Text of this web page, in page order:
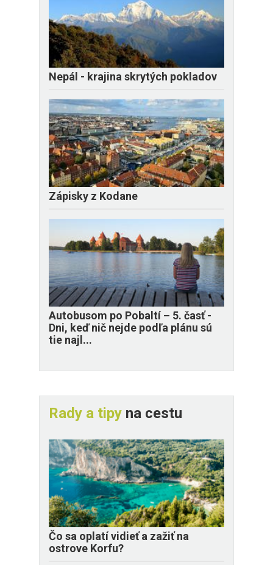
Nepál - krajina skrytých pokladov
Zápisky z Kodane
​Autobusom po Pobaltí – 5. časť -
Dni, keď nič nejde podľa plánu sú
tie najl...
Rady a tipy na cestu
Čo sa oplatí vidieť a zažiť na
ostrove Korfu?